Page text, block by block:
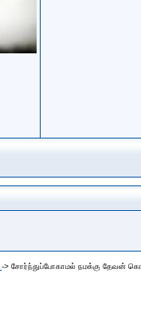
-> சோர்ந்துப்போகாமல் நமக்கு தேவன்